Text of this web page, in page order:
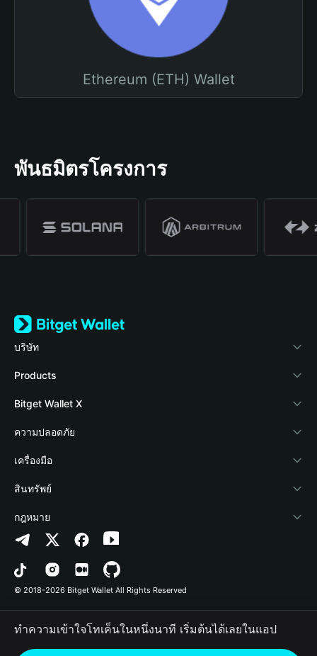
Ethereum (ETH) Wallet
พันธมิตรโครงการ
บริษัท
เกี่ยวกับ Bitget Wallet
Blog
Academy
ข่าวสารด้านคริปโต
ศูนย์ช่วยเหลือ
ติดต่อเรา
ทรัพยากรข้อมูลของแบรนด์
อาชีพ
Products
Crypto Card
Stablecoin Earn
Payfi Crypto
Crypto Swap API
Altcoin Season Index
Prediction Markets
DApp
RWA
Bitget Wallet X
นักพัฒนา
เชื่อมต่อ Wallet
Bitget Wallet Pay
ลิสต์โปรเจกต์
ความปลอดภัย
Protection Fund
เทคโนโลยีความปลอดภัย
เครื่องมือ
ซื้อคริปโต
การตรวจจับการอนุญาต
การตรวจจับสัญญา
การโอนเป็นชุด
สินทรัพย์
Arbitrum
Avalanche
Bitcoin
Polygon
กฎหมาย
นโยบายความเป็นส่วนตัว
ข้อตกลงในการใช้บริการ
© 2018-2026 Bitget Wallet All Rights Reserved
ทำความเข้าใจโทเค็นในหนึ่งนาที เริ่มต้นได้เลยในแอป